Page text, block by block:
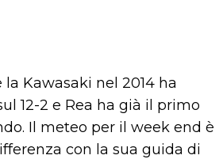
Kawasaki nel 2014 ha
12-2 e Rea ha già il primo
Il meteo per il week end è
con la sua guida di